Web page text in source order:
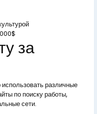
за
различные
по поиску работы,
сети.